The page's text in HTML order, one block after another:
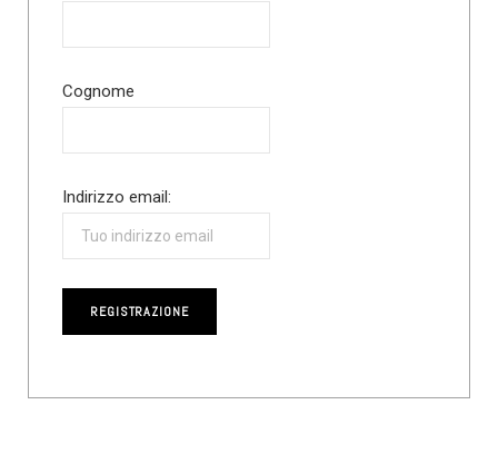
Cognome
Indirizzo email: